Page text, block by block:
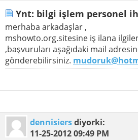
Ynt: bilgi işlem personel
merhaba arkadaşlar ,
mshowto.org.sitesine iş ilana
,başvuruları aşağıdaki mail
gönderebilirsiniz.
dennisiersdiyorki:
11-25-201209:49 PM